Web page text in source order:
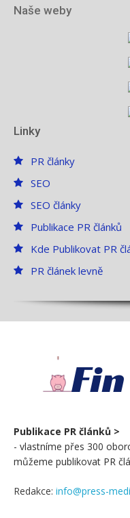
Naše weby
Linky
PR články
SEO
SEO články
Publikace PR článků
Kde Publikovat PR
PR článek levně
Publikace PR článků >
- vlastníme přes 300
můžeme publikovat PR
Redakce: info@press-